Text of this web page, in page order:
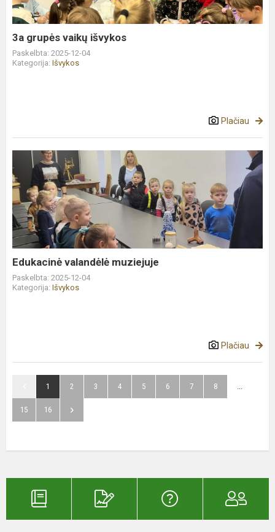
3a grupės vaikų išvykos
Paskelbta: 2025-12-04
Kategorija: Išvykos
Plačiau
Edukacinė
valandėlė
muziejuje
Edukacinė valandėlė muziejuje
Paskelbta: 2025-12-04
Kategorija: Išvykos
Plačiau
1 2 3 4 5 6 7 8 ...
15 16